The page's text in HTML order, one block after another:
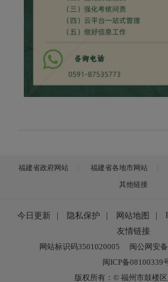
福建省政府网站 福建省各地市网站
其他链接
今日更新 隐私保护 网站地图
友情链接
网站标识码3501020005
闽公网安
闽ICP备08100339
版权所有：© 福州市鼓楼